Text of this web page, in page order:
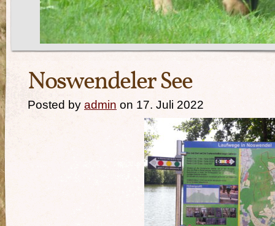
Noswendeler See
Posted by admin on 17. Juli 2022